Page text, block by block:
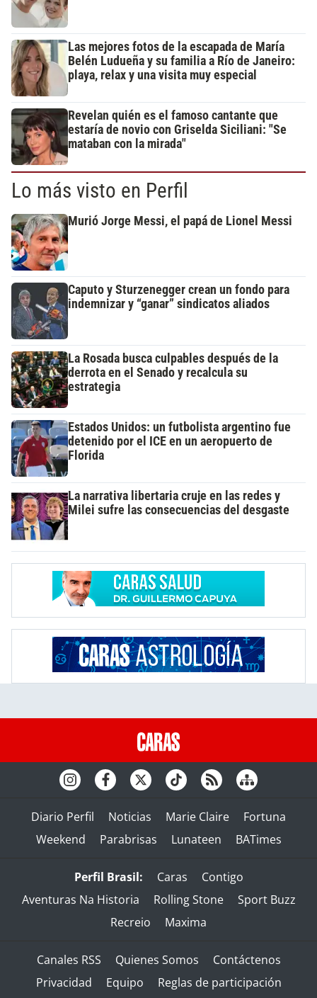
Las mejores fotos de la escapada de María
Belén Ludueña y su familia a Río de Janeiro:
playa, relax y una visita muy especial
Revelan quién es el famoso cantante que
estaría de novio con Griselda Siciliani: "Se
mataban con la mirada"
Lo más visto en Perfil
Murió Jorge Messi, el papá de Lionel Messi
Caputo y Sturzenegger crean un fondo para
indemnizar y “ganar” sindicatos aliados
La Rosada busca culpables después de la
derrota en el Senado y recalcula su
estrategia
Estados Unidos: un futbolista argentino fue
detenido por el ICE en un aeropuerto de
Florida
La narrativa libertaria cruje en las redes y
Milei sufre las consecuencias del desgaste
Diario Perfil Noticias Marie Claire
Fortuna
Weekend
Parabrisas Lunateen BATimes
Perfil Brasil: Caras
Contigo
Aventuras Na Historia
Rolling Stone
Sport Buzz
Recreio
Maxima
Canales RSS Quienes Somos
Contáctenos
Privacidad
Equipo
Reglas de participación